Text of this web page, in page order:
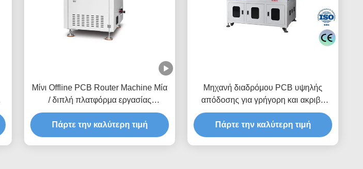
Μίνι Offline PCB Router Machine Μία
/ διπλή πλατφόρμα εργασίας
Εγχειριτική τροφοδοσία
Πάρτε την καλύτερη τιμή
Μηχανή διαδρόμου PCB υψηλής
απόδοσης για γρήγορη και ακριβή
κοπή
Πάρτε την καλύτερη τιμή